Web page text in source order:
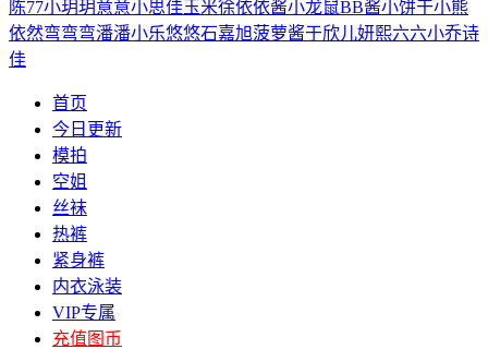
陈77小玥玥意意小思佳玉米徐依依酱小龙鼠BB酱小饼干小熊
依然弯弯弯潘潘小乐悠悠石嘉旭菠萝酱于欣儿妍熙六六小乔诗
佳
首页
今日更新
模拍
空姐
丝袜
热裤
紧身裤
内衣泳装
VIP专属
充值图币